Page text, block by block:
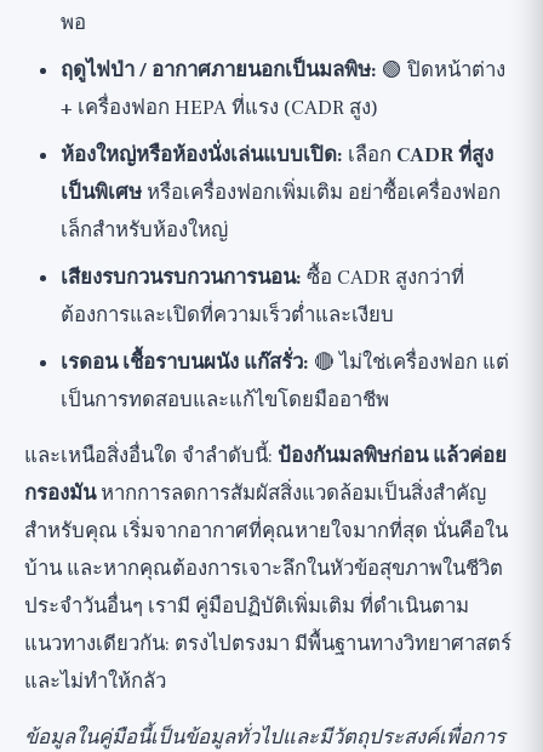
พอ
ฤดูไฟป่า / อากาศภายนอกเป็นมลพิษ: 🟢 ปิดหน้าต่าง
+ เครื่องฟอก HEPA ที่แรง (CADR สูง)
ห้องใหญ่หรือห้องนั่งเล่นแบบเปิด: เลือก CADR ที่สูง
เป็นพิเศษ หรือเครื่องฟอกเพิ่มเติม อย่าซื้อเครื่องฟอก
เล็กสำหรับห้องใหญ่
เสียงรบกวนรบกวนการนอน: ซื้อ CADR สูงกว่าที่
ต้องการและเปิดที่ความเร็วต่ำและเงียบ
เรดอน เชื้อราบนผนัง แก๊สรั่ว: 🔴 ไม่ใช่เครื่องฟอก แต่
เป็นการทดสอบและแก้ไขโดยมืออาชีพ
และเหนือสิ่งอื่นใด จำลำดับนี้: ป้องกันมลพิษก่อน แล้วค่อย
กรองมันหากการลดการสัมผัสสิ่งแวดล้อมเป็นสิ่งสำคัญ
สำหรับคุณ เริ่มจากอากาศที่คุณหายใจมากที่สุด นั่นคือใน
บ้าน และหากคุณต้องการเจาะลึกในหัวข้อสุขภาพในชีวิต
ประจำวันอื่นๆ เรามี คู่มือปฏิบัติเพิ่มเติม ที่ดำเนินตาม
แนวทางเดียวกัน: ตรงไปตรงมา มีพื้นฐานทางวิทยาศาสตร์
และไม่ทำให้กลัว
ข้อมูลในคู่มือนี้เป็นข้อมูลทั่วไปและมีวัตถุประสงค์เพื่อการ